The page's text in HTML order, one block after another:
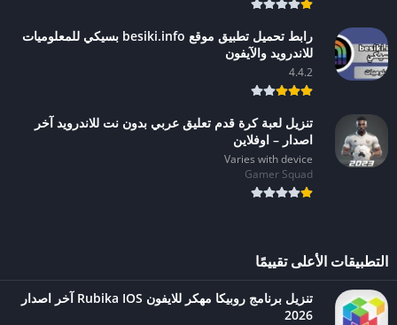
رابط تحميل تطبيق موقع besiki.info بسيكي للمعلوميات
للاندرويد والآيفون
4.4.2
تنزيل لعبة كرة قدم تعليق عربي بدون نت للاندرويد آخر
اصدار – اوفلاين
Varies with device
Gamer Squad
التطبيقات الأعلى تقييمًا
تنزيل برنامج روبيكا مهكر للايفون Rubika IOS آخر اصدار
2026